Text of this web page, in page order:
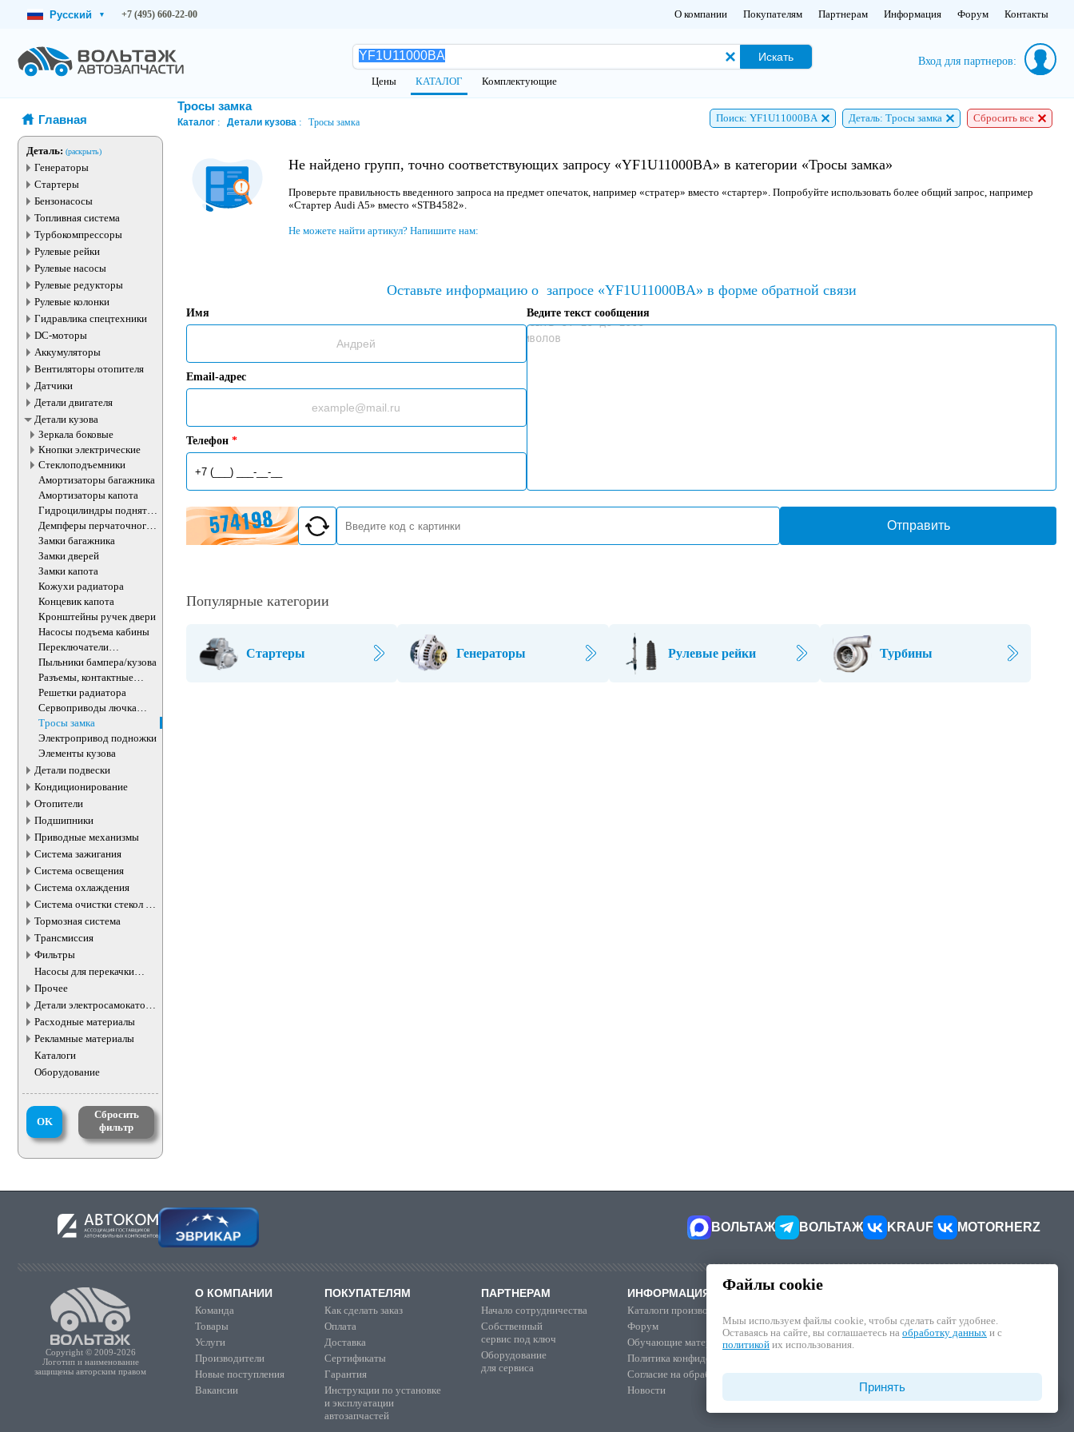
Русский ▾ +7 (495) 660-22-00 О компании Покупателям Партнерам Информация Форум Контакты
Искать
Цены КАТАЛОГ Комплектующие
Вход для партнеров:
Главная
Деталь: (раскрыть)
Генераторы
Стартеры
Бензонасосы
Топливная система
Турбокомпрессоры
Рулевые рейки
Рулевые насосы
Рулевые редукторы
Рулевые колонки
Гидравлика спецтехники
DC-моторы
Аккумуляторы
Вентиляторы отопителя
Датчики
Детали двигателя
Детали кузова
Зеркала боковые
Кнопки электрические
Стеклоподъемники
Амортизаторы багажника
Амортизаторы капота
Гидроцилиндры поднятия
кабины
Демпферы перчаточного
ящика
Замки багажника
Замки дверей
Замки капота
Кожухи радиатора
Концевик капота
Кронштейны ручек двери
Насосы подъема кабины
Переключатели
подрулевые
Пыльники бампера/кузова
Разъемы, контактные
группы
Решетки радиатора
Сервоприводы лючка
бензобака
Тросы замка
Электропривод подножки
Элементы кузова
Детали подвески
Кондиционирование
Отопители
Подшипники
Приводные механизмы
Система зажигания
Система освещения
Система охлаждения
Система очистки стекол и
фар
Тормозная система
Трансмиссия
Фильтры
Насосы для перекачки
жидкостей
Прочее
Детали электросамокатов и
электротранспорта
Расходные материалы
Рекламные материалы
Каталоги
Оборудование
OK
Сбросить
фильтр
Тросы замка
Каталог Детали кузова Тросы замка Поиск: YF1U11000BA Деталь: Тросы замка Сбросить все
Не найдено групп, точно соответствующих запросу «YF1U11000BA» в категории «Тросы замка»
Проверьте правильность введенного запроса на предмет опечаток, например «стратер» вместо «стартер». Попробуйте использовать более общий запрос, например
«Стартер Audi A5» вместо «STB4582».
Не можете найти артикул? Напишите нам:
Оставьте информацию о запросе «YF1U11000BA» в форме обратной связи
Имя
Email-адрес
Телефон *
Ведите текст сообщения
Отправить
Популярные категории
Стартеры Генераторы Рулевые рейки Турбины
ВОЛЬТАЖ ВОЛЬТАЖ KRAUF MOTORHERZ
Copyright © 2009-2026
Логотип и наименование
защищены авторским правом
О КОМПАНИИ
Команда
Товары
Услуги
Производители
Новые поступления
Вакансии
ПОКУПАТЕЛЯМ
Как сделать заказ
Оплата
Доставка
Сертификаты
Гарантия
Инструкции по установке
и эксплуатации
автозапчастей
ПАРТНЕРАМ
Начало сотрудничества
Собственный
сервис под ключ
Оборудование
для сервиса
ИНФОРМАЦИЯ
Каталоги производителей
Форум
Обучающие материалы
Политика конфиденциальности
Согласие на обработку ПД
Новости
КОНТАКТЫ
Как связаться
Наши реквизиты
Файлы cookie
Мыы используем файлы cookie, чтобы cделать сайт удобнее.
Оставаясь на сайте, вы соглашаетесь на обработку данных и с
политикой их использования.